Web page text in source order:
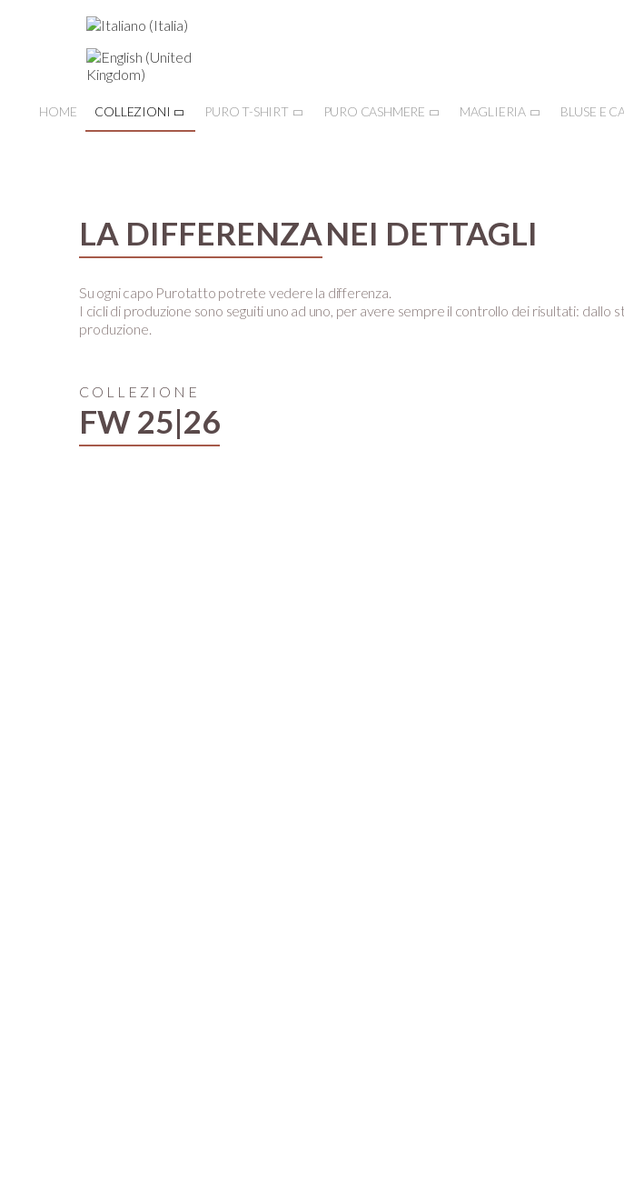
HOME COLLEZIONI PURO T-SHIRT PURO CASHMERE MAGLIERIA BLUSE E
LA DIFFERENZANEI DETTAGLI
Su ogni capo Purotatto potrete vedere la differenza.
I cicli di produzione sono seguiti uno ad uno, per avere sempre il controllo dei risultati: dallo
produzione.
COLLEZIONE
FW 25|26